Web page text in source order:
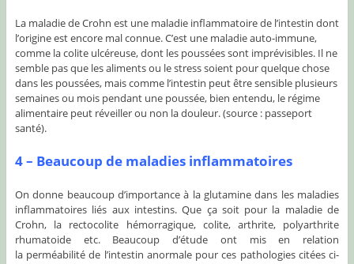
La maladie de Crohn est une maladie inflammatoire de l’intestin dont
l’origine est encore mal connue. C’est une maladie auto-immune,
comme la colite ulcéreuse, dont les poussées sont imprévisibles. Il ne
semble pas que les aliments ou le stress soient pour quelque chose
dans les poussées, mais comme l’intestin peut être sensible plusieurs
semaines ou mois pendant une poussée, bien entendu, le régime
alimentaire peut réveiller ou non la douleur. (source : passeport
santé).
4 – Beaucoup de maladies inflammatoires
On donne beaucoup d’importance à la glutamine dans les maladies
inflammatoires liés aux intestins. Que ça soit pour la maladie de
Crohn, la rectocolite hémorragique, colite, arthrite, polyarthrite
rhumatoide etc. Beaucoup d’étude ont mis en relation
la perméabilité de l’intestin anormale pour ces pathologies citées ci-